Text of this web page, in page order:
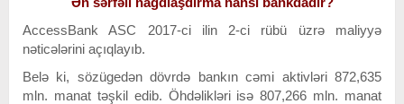
AccessBank ASC 2017-ci ilin 2-ci rübü üzrə maliyyə
nəticələrini açıqlayıb.
Belə ki, sözügedən dövrdə bankın cəmi aktivləri 872,635
mln. manat təşkil edib. Öhdəlikləri isə 807,266 mln. manat